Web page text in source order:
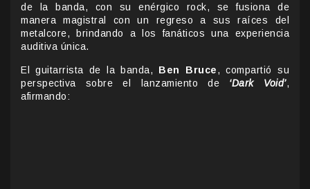
de la banda, con su enérgico rock, se fusiona de
manera magistral con un regreso a sus raíces del
metalcore, brindando a los fanáticos una experiencia
auditiva única.
El guitarrista de la banda, Ben Bruce, compartió su
perspectiva sobre el lanzamiento de ‘Dark Void’,
afirmando: